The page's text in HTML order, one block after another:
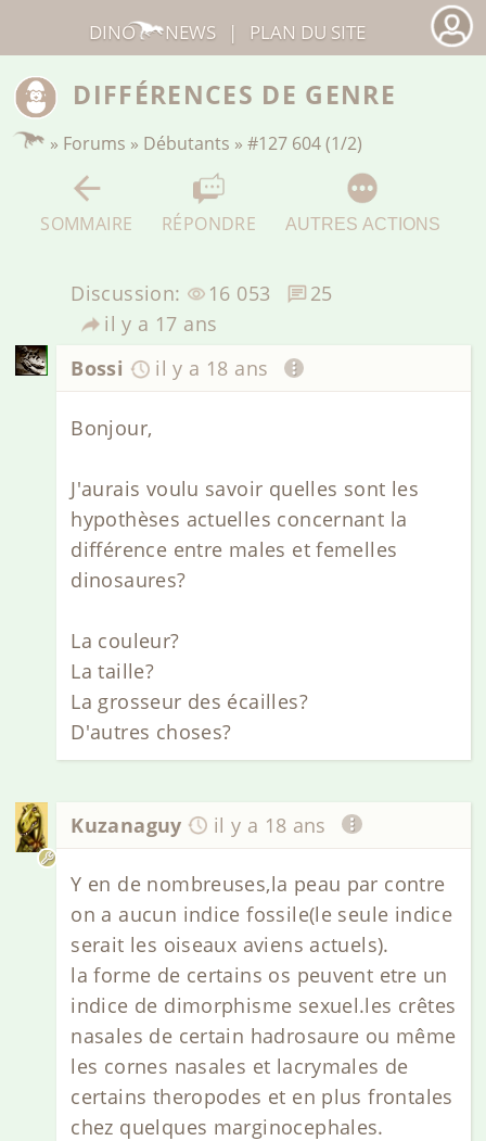
DIFFÉRENCES DE GENRE
» Forums » Débutants »#127 604 (1/2)
SOMMAIRE RÉPONDRE AUTRES ACTIONS
Discussion: 16 053
25
il y a 17 ans
Bossi
il y a 18 ans
Bonjour,
J'aurais voulu savoir quelles sont les
hypothèses actuelles concernant la
différence entre males et femelles
dinosaures?
La couleur?
La taille?
La grosseur des écailles?
D'autres choses?
Kuzanaguy il y a 18 ans
Y en de nombreuses,la peau par contre
on a aucun indice fossile(le seule indice
serait les oiseaux aviens actuels).
la forme de certains os peuvent etre un
indice de dimorphisme sexuel.les crêtes
nasales de certain hadrosaure ou même
les cornes nasales et lacrymales de
certains theropodes et en plus frontales
chez quelques marginocephales.
DINO NEWS | PLAN DU SITE